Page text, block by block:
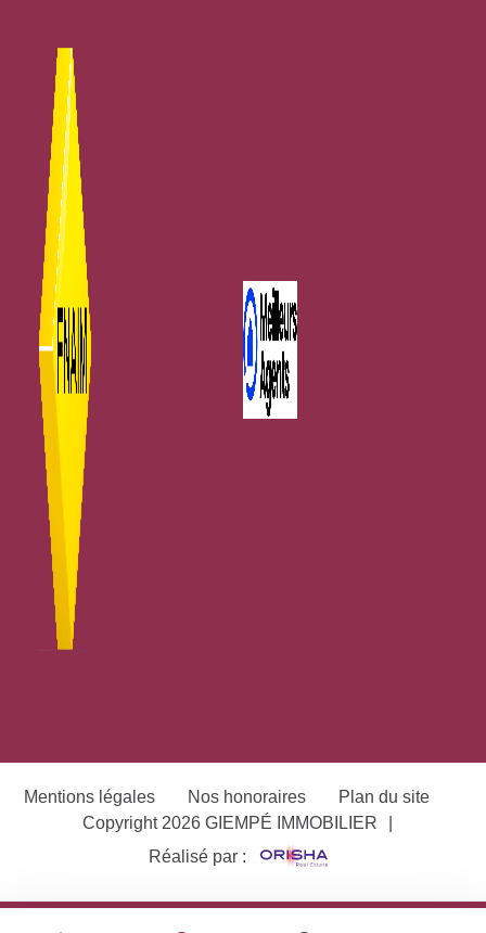
Mentions légales Nos honoraires
Plan du site
Copyright 2026 GIEMPÉ IMMOBILIER
Réalisé par :